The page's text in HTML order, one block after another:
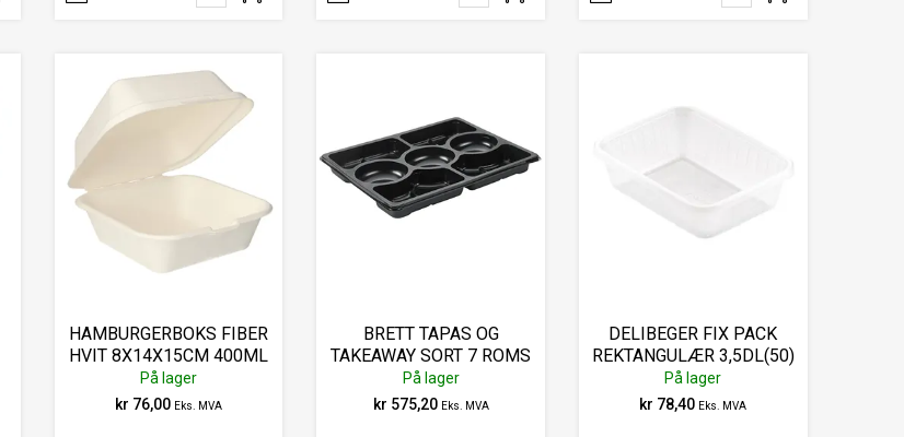
HAMBURGERBOKS FIBER
HVIT 8X14X15CM 400ML
(25)
På lager
kr 76,00 Eks. MVA
BRETT TAPAS OG
TAKEAWAY SORT 7 ROMS
60ST
På lager
kr 575,20 Eks. MVA
DELIBEGER FIX PACK
REKTANGULÆR 3,5DL(50)
På lager
kr 78,40 Eks. MVA